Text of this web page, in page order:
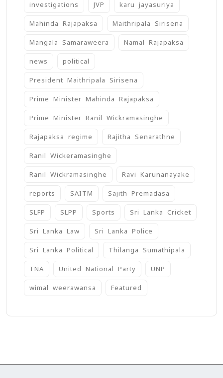
investigations JVP karu jayasuriya
Mahinda Rajapaksa Maithripala Sirisena
Mangala Samaraweera Namal Rajapaksa
news political
President Maithripala Sirisena
Prime Minister Mahinda Rajapaksa
Prime Minister Ranil Wickramasinghe
Rajapaksa regime Rajitha Senarathne
Ranil Wickeramasinghe
Ranil Wickramasinghe Ravi Karunanayake
reports SAITM Sajith Premadasa
SLFP SLPP Sports Sri Lanka Cricket
Sri Lanka Law Sri Lanka Police
Sri Lanka Political Thilanga Sumathipala
TNA United National Party UNP
wimal weerawansa ‍Featured